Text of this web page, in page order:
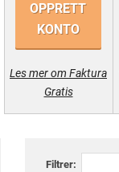
OPPRETT
KONTO
Les mer om Faktura
Gratis
Filtrer: